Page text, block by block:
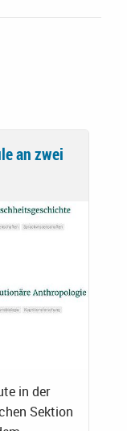
an zwei
in der
Sektion